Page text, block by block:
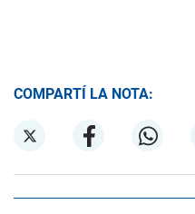
COMPARTÍ LA NOTA: